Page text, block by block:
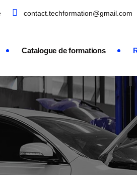
contact.techformation@gmail.com
Catalogue de formations